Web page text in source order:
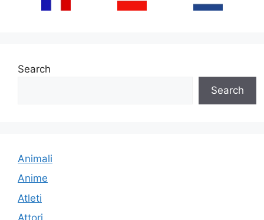
Search
Search
Animali
Anime
Atleti